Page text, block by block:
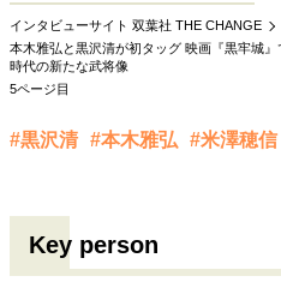
インタビューサイト 双葉社 THE CHANGE
本木雅弘と黒沢清が初タッグ 映画『黒牢城
時代の新たな武将像
5ページ目
#黒沢清 #本木雅弘 #米澤穂信
Key person